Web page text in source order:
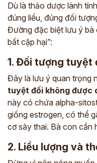
Dù là thảo dược lành
đúng liều, đúng đối
Đường đặc biệt lưu ý bà
bất cập hại”:
1. Đối tượng tuyệt
Đây là lưu ý quan trọng
tuyệt đối không được
này có chứa alpha-
giống estrogen, có thể
cơ sảy thai. Bà con cần
2. Liều lượng và